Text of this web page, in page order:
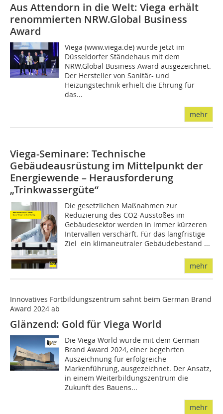
Aus Attendorn in die Welt: Viega erhält
renommierten NRW.Global Business
Award
Viega (www.viega.de) wurde jetzt im
Düsseldorfer Ständehaus mit dem
NRW.Global Business Award ausgezeichnet.
Der Hersteller von Sanitär- und
Heizungstechnik erhielt die Ehrung für
das...
mehr
Viega-Seminare: Technische
Gebäudeausrüstung im Mittelpunkt der
Energiewende – Herausforderung
„Trinkwassergüte“
Die gesetzlichen Maßnahmen zur
Reduzierung des CO2-Ausstoßes im
Gebäudesektor werden in immer kürzeren
Intervallen verschärft. Für das langfristige
Ziel  ein klimaneutraler Gebäudebestand ...
mehr
Innovatives Fortbildungszentrum sahnt beim German Brand
Award 2024 ab
Glänzend: Gold für Viega World
Die Viega World wurde mit dem German
Brand Award 2024, einer begehrten
Auszeichnung für erfolgreiche
Markenführung, ausgezeichnet. Der Ansatz,
in einem Weiterbildungszentrum die
Zukunft des Bauens...
mehr